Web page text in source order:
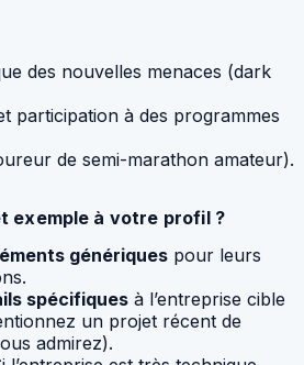
des nouvelles menaces (dark
participation à des programmes
de semi-marathon amateur).
exemple à votre profil ?
génériques pour leurs
spécifiques à l’entreprise cible
un projet récent de
admirez).